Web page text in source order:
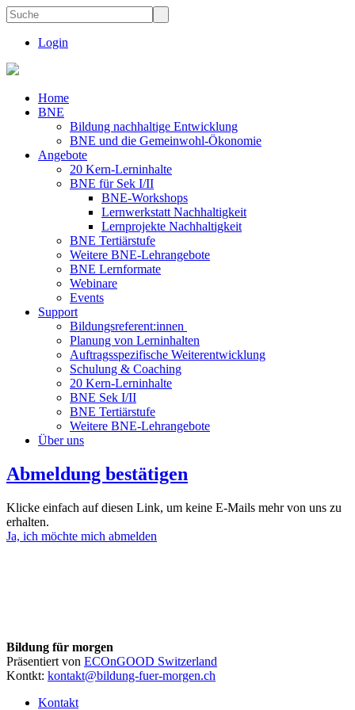
Login
Home
BNE
Bildung nachhaltige Entwicklung
BNE und die Gemeinwohl-Ökonomie
Angebote
20 Kern-Lerninhalte
BNE für Sek I/II
BNE-Workshops
Lernwerkstatt Nachhaltigkeit
Lernprojekte Nachhaltigkeit
BNE Tertiärstufe
Weitere BNE-Lehrangebote
BNE Lernformate
Webinare
Events
Support
Bildungsreferent:innen
Planung von Lerninhalten
Auftragsspezifische Weiterentwicklung
Schulung & Coaching
20 Kern-Lerninhalte
BNE Sek I/II
BNE Tertiärstufe
Weitere BNE-Lehrangebote
Über uns
Abmeldung bestätigen
Klicke einfach auf diesen Link, um keine E-Mails mehr von uns zu
erhalten.
Ja, ich möchte mich abmelden
Bildung für morgen
Präsentiert von ECOnGOOD Switzerland
Kontkt: kontakt@bildung-fuer-morgen.ch
Kontakt